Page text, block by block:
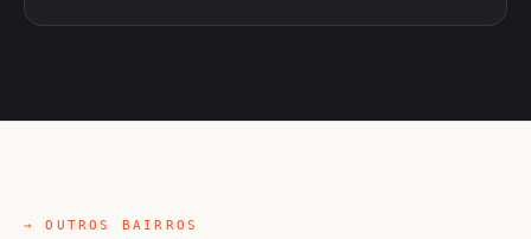
→ OUTROS BAIRROS